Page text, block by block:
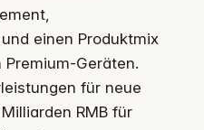
einen Produktmix
Geräten.
für neue
RMB für